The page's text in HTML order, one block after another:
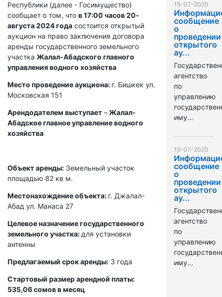
Республики (далее - Госимущество)
сообщает о том, что в 17:00 часов 20-
августа 2024 года состоится открытый
аукцион на право заключения договора
аренды государственного земельного
участка Жалал-Абадского главного
управления водного хозяйства
Место проведение аукциона: г. Бишкек ул.
Московская 151
Арендодателем выступает – Жалал-
Абадское главное управление водного
хозяйства
Объект аренды: Земельный участок
площадью 82 кв м.
Местонахождение объекта: г. Джалал-
Абад ул. Манаса 27
Целевое назначение государственного
земельного участка: для установки
антенны
Предлагаемый срок аренды: 3 года
Стартовый размер арендной платы:
535,06 сомов в месяц
15-07-2025
сообщение
о
проведении
открытого
ау...
агентство
по
управлению
иму...
15-07-2025
сообщение
о
проведении
открытого
ау...
агентство
по
управлению
иму...